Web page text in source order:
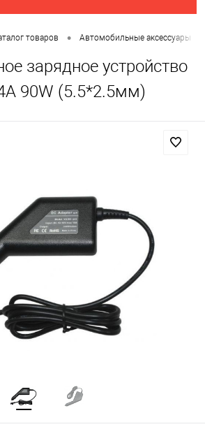
товаров • Автомобильные аксессуары
зарядное устройство
90W (5.5*2.5мм)